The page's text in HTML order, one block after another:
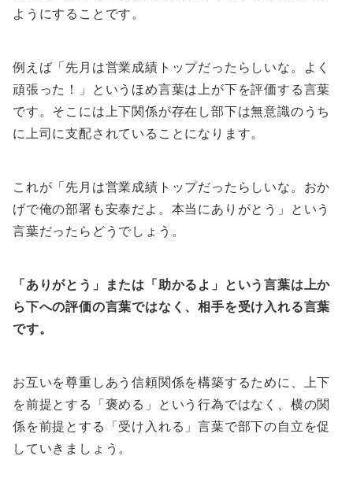
ようにすることです。
例えば「先月は営業成績トップだったらしいな。よく
頑張った！」というほめ言葉は上が下を評価する言葉
です。そこには上下関係が存在し部下は無意識のうち
に上司に支配されていることになります。
これが「先月は営業成績トップだったらしいな。おか
げで俺の部署も安泰だよ。本当にありがとう」という
言葉だったらどうでしょう。
「ありがとう」または「助かるよ」という言葉は上か
ら下への評価の言葉ではなく、相手を受け入れる言葉
です。
お互いを尊重しあう信頼関係を構築するために、上下
を前提とする「褒める」という行為ではなく、横の関
係を前提とする「受け入れる」言葉で部下の自立を促
していきましょう。